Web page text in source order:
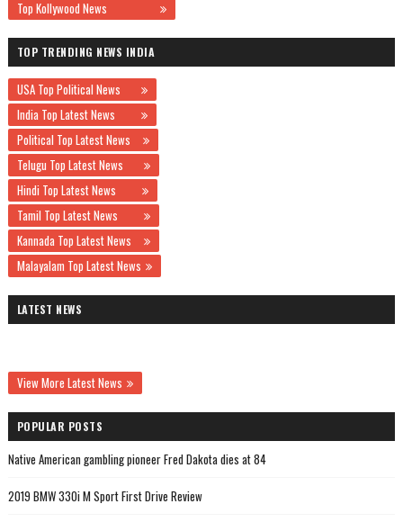
Top Kollywood News
TOP TRENDING NEWS INDIA
USA Top Political News
India Top Latest News
Political Top Latest News
Telugu Top Latest News
Hindi Top Latest News
Tamil Top Latest News
Kannada Top Latest News
Malayalam Top Latest News
LATEST NEWS
View More Latest News
POPULAR POSTS
Native American gambling pioneer Fred Dakota dies at 84
2019 BMW 330i M Sport First Drive Review